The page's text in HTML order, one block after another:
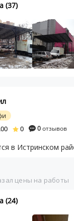
(37)
0 0отзывов
в Истринском
цены на работы
(24)